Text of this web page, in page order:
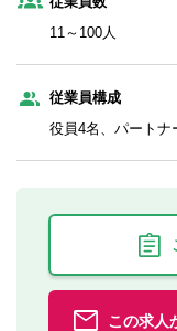
11～100人
従業員構成
役員4名、パートナ
この求人